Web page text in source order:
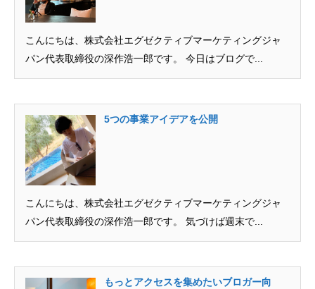
こんにちは、株式会社エグゼクティブマーケティングジャ
パン代表取締役の深作浩一郎です。 今日はブログで...
5つの事業アイデアを公開
こんにちは、株式会社エグゼクティブマーケティングジャ
パン代表取締役の深作浩一郎です。 気づけば週末で...
もっとアクセスを集めたいブロガー向